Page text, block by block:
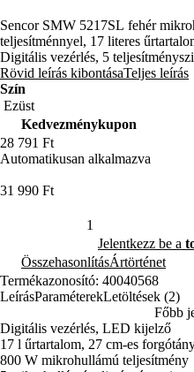
Sencor SMW 5217SL fehér
teljesítménnyel, 17 literes
Digitális vezérlés, 5
zománcozott belső tér és beépített
Rövid leírás kibontásaTeljes leírás
Szín
Kedvezménykupon
28 791 Ft
Automatikusan alkalmazva
31 990 Ft
Jelentkezz be a
ÖsszehasonlításÁrtörténet
Termékazonosító: 40040568
LeírásParaméterekLetöltések (2)
Főbb
Digitális vezérlés, LED kijelző
17 l űrtartalom, 27 cm-es
800 W mikrohullámú teljesítmény